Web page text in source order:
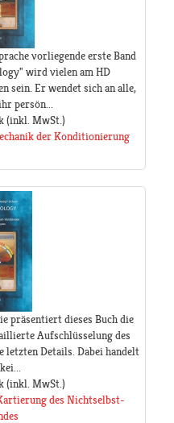
vorliegende erste Band
wird vielen am HD
sein. Er wendet sich an alle,
persön...
(inkl. MwSt.)
der Konditionierung
präsentiert dieses Buch die
Aufschlüsselung des
letzten Details. Dabei handelt
(inkl. MwSt.)
des Nichtselbst-